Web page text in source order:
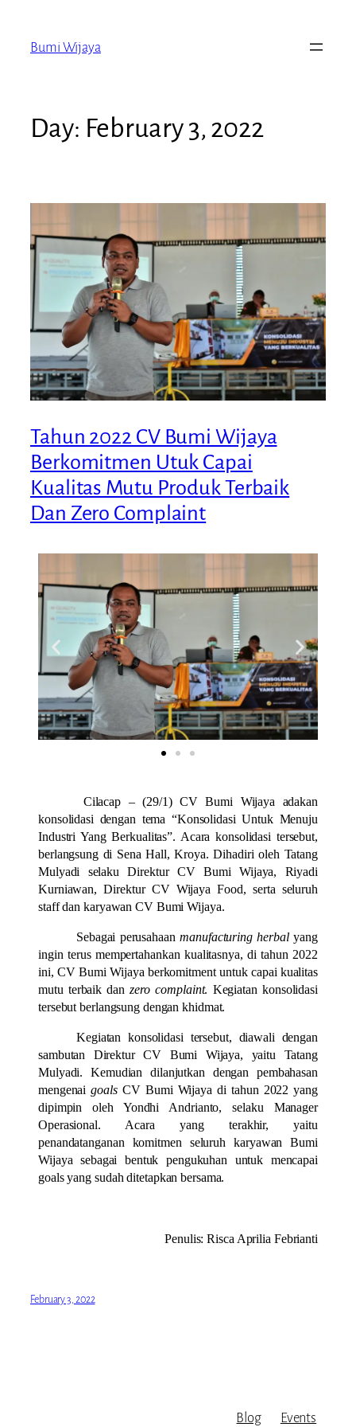
Bumi Wijaya
Day: February 3, 2022
Tahun 2022 CV Bumi Wijaya
Berkomitmen Utuk Capai
Kualitas Mutu Produk Terbaik
Dan Zero Complaint
Cilacap – (29/1) CV Bumi Wijaya adakan
konsolidasi dengan tema “Konsolidasi Untuk Menuju
Industri Yang Berkualitas”. Acara konsolidasi tersebut,
berlangsung di Sena Hall, Kroya. Dihadiri oleh Tatang
Mulyadi selaku Direktur CV Bumi Wijaya, Riyadi
Kurniawan, Direktur CV Wijaya Food, serta seluruh
staff dan karyawan CV Bumi Wijaya.
Sebagai perusahaanmanufacturing herbalyang
ingin terus mempertahankan kualitasnya, di tahun 2022
ini, CV Bumi Wijaya berkomitment untuk capai kualitas
mutu terbaik dan zero complaint. Kegiatan konsolidasi
tersebut berlangsung dengan khidmat.
Kegiatan konsolidasi tersebut, diawali dengan
sambutan Direktur CV Bumi Wijaya, yaitu Tatang
Mulyadi. Kemudian dilanjutkan dengan pembahasan
mengenaigoals CV Bumi Wijaya di tahun 2022 yang
dipimpin oleh Yondhi Andrianto, selaku Manager
Operasional. Acara yang terakhir, yaitu
penandatanganan komitmen seluruh karyawan Bumi
Wijaya sebagai bentuk pengukuhan untuk mencapai
goals yang sudah ditetapkan bersama.
Penulis: Risca Aprilia Febrianti
February 3, 2022
Blog Events